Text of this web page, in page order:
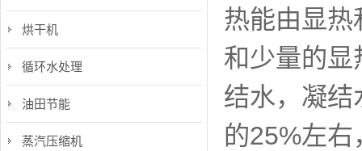
热能由显
和少量的
结水，凝
的25%左
烘干机
循环水处理
油田节能
蒸汽压缩机